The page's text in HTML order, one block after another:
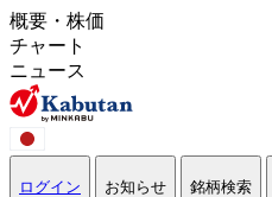
概要・株価
チャート
ニュース
ログイン お知らせ 銘柄検索